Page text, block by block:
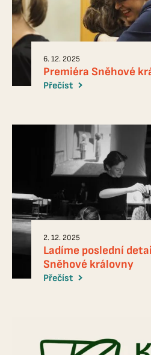
6. 12. 2025
Premiéra Sněhové
Přečíst
2. 12. 2025
Ladíme poslední
Sněhové královny
Přečíst